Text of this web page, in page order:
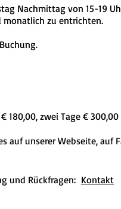
Nachmittag von 15-19
monatlich zu entrichten.
180,00, zwei Tage € 300,00
auf unserer Webseite, auf
und Rückfragen: Kontakt